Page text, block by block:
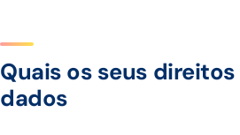
Quais os seus
dados